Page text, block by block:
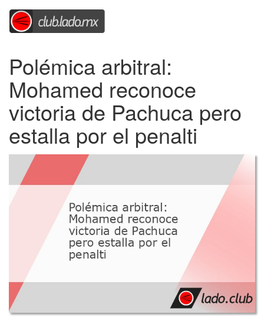
Polémica arbitral:
Mohamed reconoce
victoria de Pachuca pero
estalla por el penalti